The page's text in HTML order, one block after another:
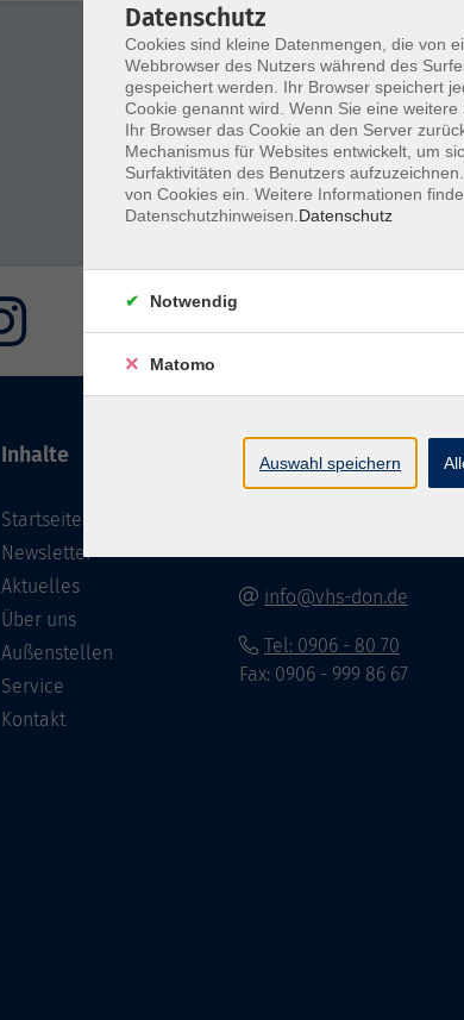
nur buchbare
Keine passenden Kurse
Inhalte
Startseite
Newsletter
Aktuelles
Über uns
Außenstellen
Service
Kontakt
Volkshochschule
info@vhs-don.de
Tel: 0906 - 80 70
Fax: 0906 - 999 86 67
Datenschutz
Cookies sind kleine Datenmengen, die von
Webbrowser des Nutzers während des
gespeichert werden. Ihr Browser speichert
Cookie genannt wird. Wenn Sie eine
Ihr Browser das Cookie an den Server
Mechanismus für Websites entwickelt, um
Surfaktivitäten des Benutzers
von Cookies ein. Weitere Informationen
Datenschutzhinweisen. Datenschutz
Notwendig
Matomo
Auswahl speichern